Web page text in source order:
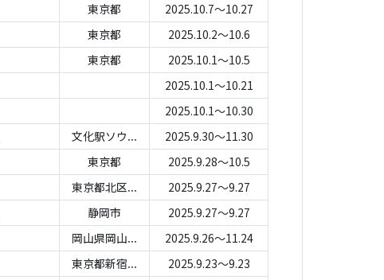
東京都
2025.10.7～10.27
東京都
2025.10.2～10.6
東京都
2025.10.1～10.5
2025.10.1～10.21
2025.10.1～10.30
文化駅ソウ...
2025.9.30～11.30
東京都
2025.9.28～10.5
東京都北区...
2025.9.27～9.27
静岡市
2025.9.27～9.27
岡山県岡山...
2025.9.26～11.24
東京都新宿...
2025.9.23～9.23